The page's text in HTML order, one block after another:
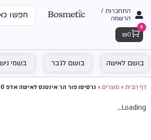
התחברות /
הרשמה
Cart
0
₪ 0
בושם לאישה בושם לגבר בשמי נישה
דף הבית»מוצרים»נרסיסו פור הר אינטנס לאישה אדפ 100מל
Loading...